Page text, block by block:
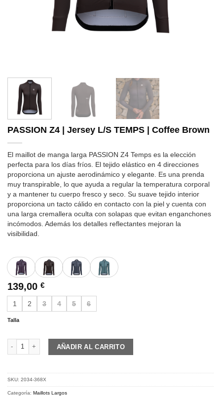
PASSION Z4 | Jersey L/S TEMPS | Coffee Brown
El maillot de manga larga PASSION Z4 Temps es la elección
perfecta para los días fríos. El tejido elástico en 4 direcciones
proporciona un ajuste aerodinámico y elegante. Es una prenda
muy transpirable, lo que ayuda a regular la temperatura corporal
y a mantener tu cuerpo fresco y seco. Su suave tejido interior
proporciona un tacto cálido en contacto con la piel y cuenta con
una larga cremallera oculta con solapas que evitan enganchones
incómodos. Además los detalles reflectantes mejoran la
visibilidad.
139,00 €
1 2 3 4 5 6
Talla
PASSION Z4 | Jersey L/S TEMPS | Coffee Brown cantidad
AÑADIR AL CARRITO
SKU: 2034-368X
Categoría: Maillots Largos